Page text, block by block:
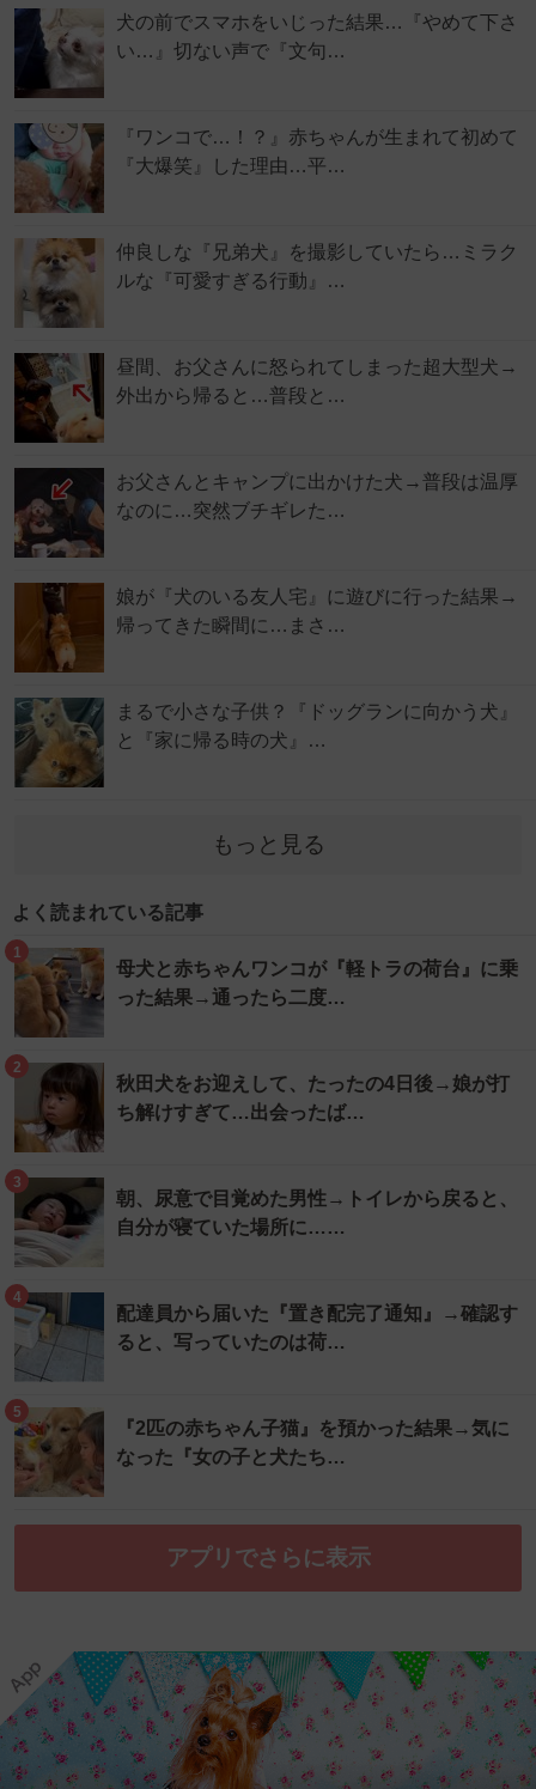
犬の前でスマホをいじった結果…『やめて下さ
い…』切ない声で『文句…
『ワンコで…！？』赤ちゃんが生まれて初めて
『大爆笑』した理由…平…
仲良しな『兄弟犬』を撮影していたら…ミラク
ルな『可愛すぎる行動』…
昼間、お父さんに怒られてしまった超大型犬→
外出から帰ると…普段と…
お父さんとキャンプに出かけた犬→普段は温厚
なのに…突然ブチギレた…
娘が『犬のいる友人宅』に遊びに行った結果→
帰ってきた瞬間に…まさ…
まるで小さな子供？『ドッグランに向かう犬』
と『家に帰る時の犬』…
もっと見る
よく読まれている記事
1
母犬と赤ちゃんワンコが『軽トラの荷台』に乗
った結果→通ったら二度…
2
秋田犬をお迎えして、たったの4日後→娘が打
ち解けすぎて…出会ったば…
3
朝、尿意で目覚めた男性→トイレから戻ると、
自分が寝ていた場所に……
4
配達員から届いた『置き配完了通知』→確認す
ると、写っていたのは荷…
5
『2匹の赤ちゃん子猫』を預かった結果→気に
なった『女の子と犬たち…
アプリでさらに表示